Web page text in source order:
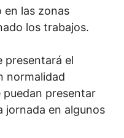
en las zonas
los trabajos.
presentará el
normalidad
puedan presentar
jornada en algunos